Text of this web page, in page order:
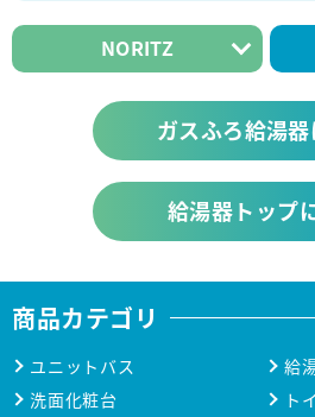
NORITZ
ガスふろ給湯
給湯器トップ
商品カテゴリ
ユニットバス
給
洗面化粧台
ト